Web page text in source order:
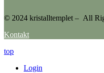
© 2024 kristalltemplet – All
Kontakt
top
Login